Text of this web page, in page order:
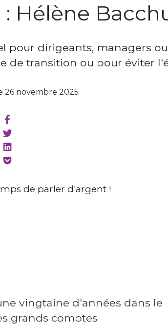
Hélène
pour dirigeants, managers
de transition ou pour éviter
26 novembre 2025
vingtaine d'années dans le
grands comptes